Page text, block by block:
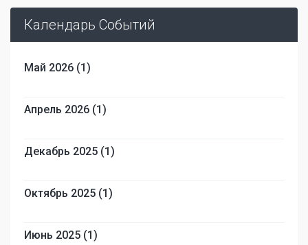
Календарь Событий
Май 2026 (1)
Апрель 2026 (1)
Декабрь 2025 (1)
Октябрь 2025 (1)
Июнь 2025 (1)